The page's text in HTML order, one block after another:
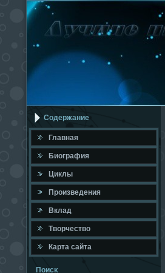
Содержание
Главная
Биография
Циклы
Произведения
Вклад
Твοрчествο
Карта сайта
Поисκ